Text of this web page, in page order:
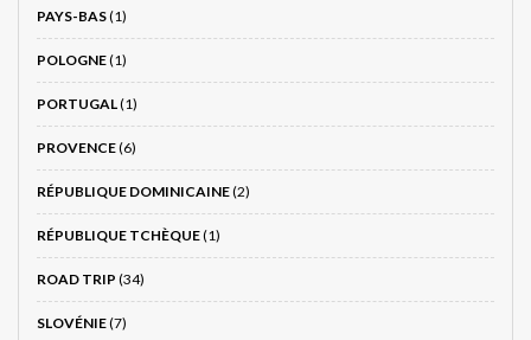
PAYS-BAS(1)
POLOGNE(1)
PORTUGAL(1)
PROVENCE(6)
RÉPUBLIQUE DOMINICAINE(2)
RÉPUBLIQUE TCHÈQUE(1)
ROAD TRIP (34)
SLOVÉNIE(7)